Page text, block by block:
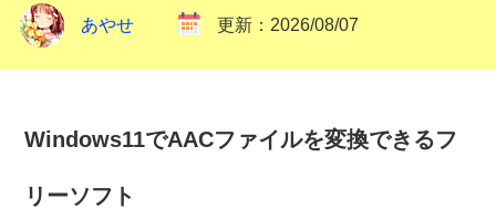
あやせ 更新：2026/08/07
Windows11でAACファイルを変換できるフ
リーソフト